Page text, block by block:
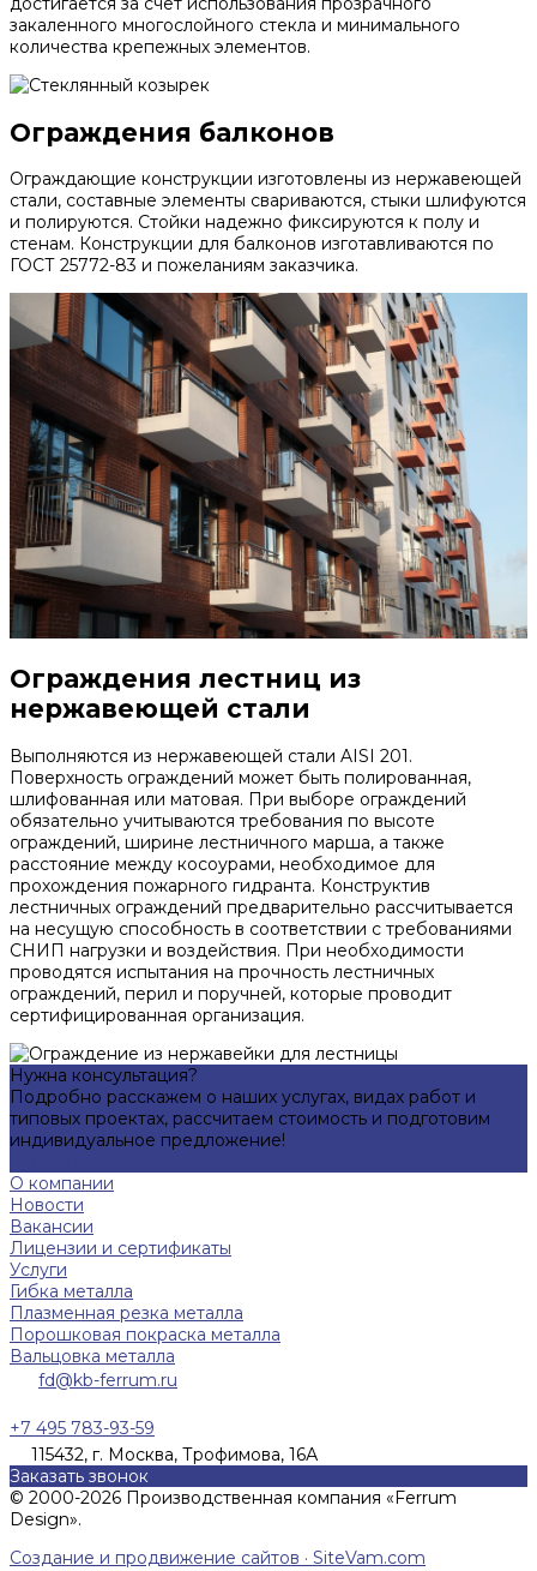
закаленного многослойного стекла и минимального
количества крепежных элементов.
Ограждения балконов
Ограждающие конструкции изготовлены из нержавеющей
стали, составные элементы свариваются, стыки шлифуются
и полируются. Стойки надежно фиксируются к полу и
стенам. Конструкции для балконов изготавливаются по
ГОСТ 25772-83 и пожеланиям заказчика.
Ограждения лестниц из
нержавеющей стали
Выполняются из нержавеющей стали AISI 201.
Поверхность ограждений может быть полированная,
шлифованная или матовая. При выборе ограждений
обязательно учитываются требования по высоте
ограждений, ширине лестничного марша, а также
расстояние между косоурами, необходимое для
прохождения пожарного гидранта. Конструктив
лестничных ограждений предварительно рассчитывается
на несущую способность в соответствии с требованиями
СНИП нагрузки и воздействия. При необходимости
проводятся испытания на прочность лестничных
ограждений, перил и поручней, которые проводит
сертифицированная организация.
Нужна консультация?
Подробно расскажем о наших услугах, видах работ и
типовых проектах, рассчитаем стоимость и подготовим
индивидуальное предложение!
О компании
Новости
Вакансии
Лицензии и сертификаты
Услуги
Гибка металла
Плазменная резка металла
Порошковая покраска металла
Вальцовка металла
fd@kb-ferrum.ru
+7 495 783-93-59
115432, г. Москва, Трофимова, 16А
Заказать звонок
© 2000-2026 Производственная компания «Ferrum
Design».
Создание и продвижение сайтов · SiteVam.com